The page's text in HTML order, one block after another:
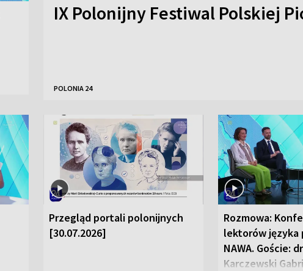
IX Polonijny Festiwal Polskiej
POLONIA 24
Przegląd portali polonijnych
[30.07.2026]
Rozmowa:
lektorów języka
NAWA. Goście:
Karczewski